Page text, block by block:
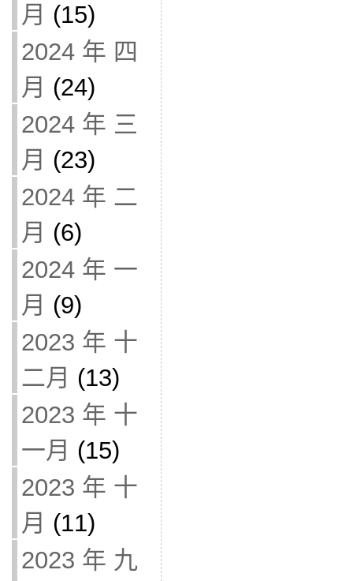
月 (15)
2024 年 四
月 (24)
2024 年 三
月 (23)
2024 年 二
月 (6)
2024 年 一
月 (9)
2023 年 十
二月 (13)
2023 年 十
一月 (15)
2023 年 十
月 (11)
2023 年 九